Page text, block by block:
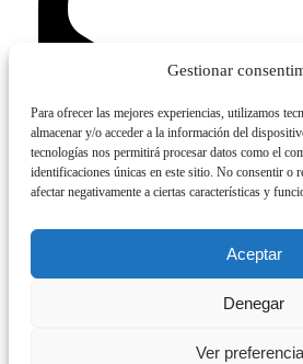
Gestionar
Para ofrecer las mejores experiencias, utilizamos
almacenar y/o acceder a la información del
tecnologías nos permitirá procesar datos como el
identificaciones únicas en este sitio. No consentir o
afectar negativamente a ciertas características y
Aceptar
Denegar
Ver